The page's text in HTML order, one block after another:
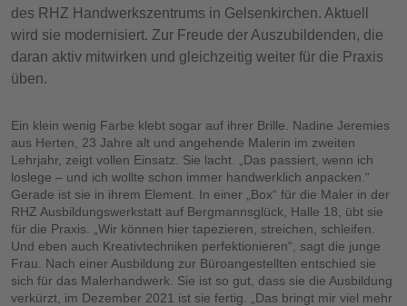
des RHZ Handwerkszentrums in Gelsenkirchen. Aktuell
wird sie modernisiert. Zur Freude der Auszubildenden, die
daran aktiv mitwirken und gleichzeitig weiter für die Praxis
üben.
Ein klein wenig Farbe klebt sogar auf ihrer Brille. Nadine Jeremies
aus Herten, 23 Jahre alt und angehende Malerin im zweiten
Lehrjahr, zeigt vollen Einsatz. Sie lacht. „Das passiert, wenn ich
loslege – und ich wollte schon immer handwerklich anpacken.“
Gerade ist sie in ihrem Element. In einer „Box“ für die Maler in der
RHZ Ausbildungswerkstatt auf Bergmannsglück, Halle 18, übt sie
für die Praxis. „Wir können hier tapezieren, streichen, schleifen.
Und eben auch Kreativtechniken perfektionieren“, sagt die junge
Frau. Nach einer Ausbildung zur Büroangestellten entschied sie
sich für das Malerhandwerk. Sie ist so gut, dass sie die Ausbildung
verkürzt, im Dezember 2021 ist sie fertig. „Das bringt mir viel mehr